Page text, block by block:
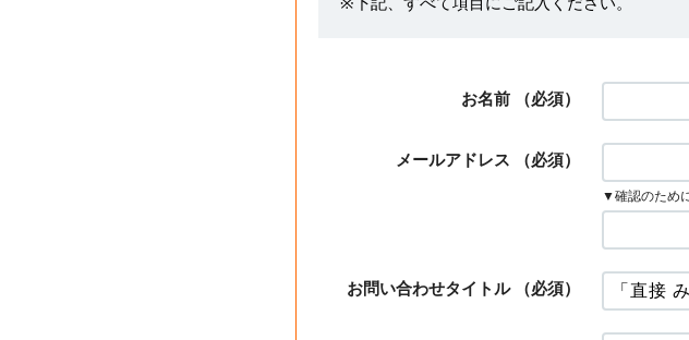
お名前 （必須）
メールアドレス （必須）
▼確認のため
お問い合わせタイトル （必須）